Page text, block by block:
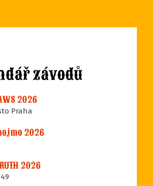
závodů
2026
Praha
2026
2026